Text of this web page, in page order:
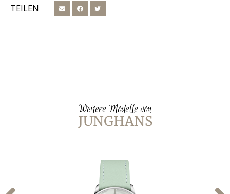
TEILEN
Weitere Modelle von
JUNGHANS